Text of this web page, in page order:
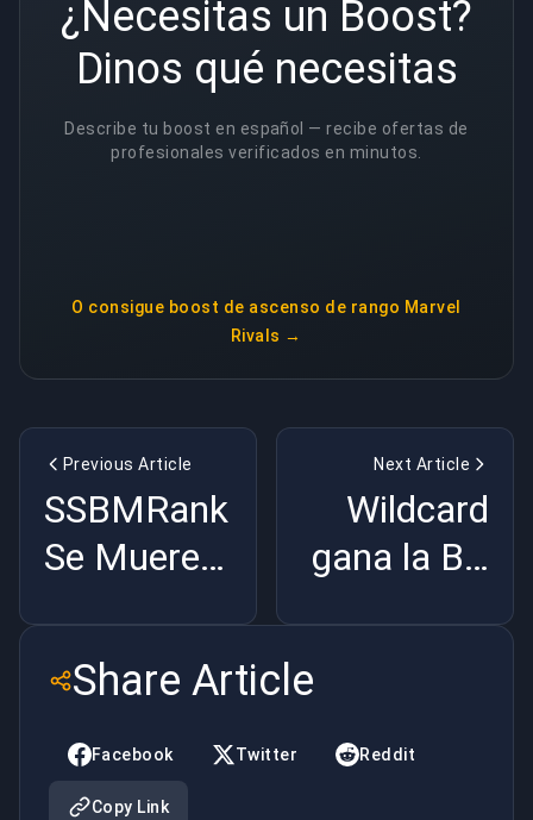
¿Necesitas un Boost?
Dinos qué necesitas
Describe tu boost en español — recibe ofertas de
profesionales verificados en minutos.
O consigue boost de ascenso de rango Marvel
Rivals →
Previous Article
SSBMRank
Se Muere:
Soporte de
Melee Cae
BuyBoosting
Next Article
Wildcard
gana la BC
revive |
Share Article
Facebook Twitter Reddit
Copy Link